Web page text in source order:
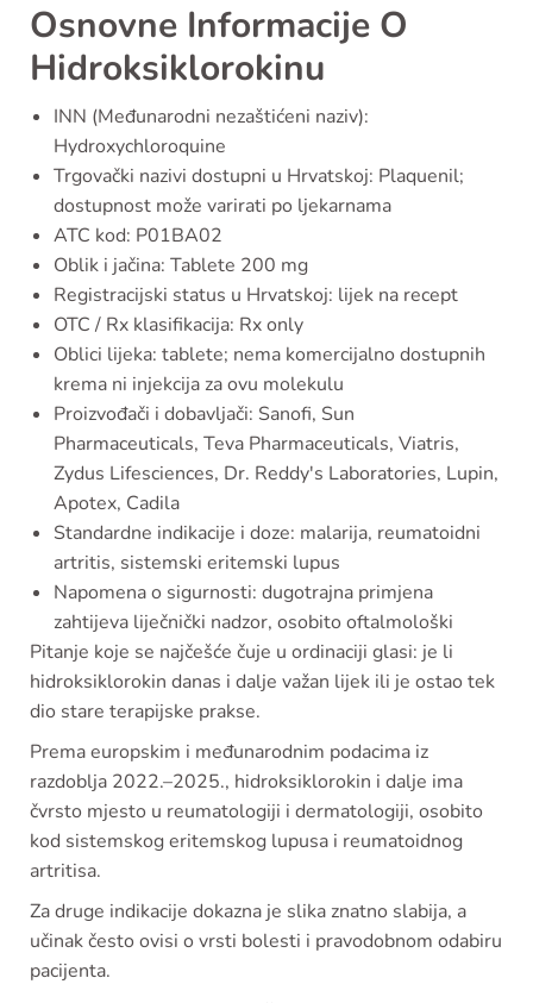
Osnovne Informacije O
Hidroksiklorokinu
INN (Međunarodni nezaštićeni naziv):
Hydroxychloroquine
Trgovački nazivi dostupni u Hrvatskoj: Plaquenil;
dostupnost može varirati po ljekarnama
ATC kod: P01BA02
Oblik i jačina: Tablete 200 mg
Registracijski status u Hrvatskoj: lijek na recept
OTC / Rx klasifikacija: Rx only
Oblici lijeka: tablete; nema komercijalno dostupnih
krema ni injekcija za ovu molekulu
Proizvođači i dobavljači: Sanofi, Sun
Pharmaceuticals, Teva Pharmaceuticals, Viatris,
Zydus Lifesciences, Dr. Reddy's Laboratories, Lupin,
Apotex, Cadila
Standardne indikacije i doze: malarija, reumatoidni
artritis, sistemski eritemski lupus
Napomena o sigurnosti: dugotrajna primjena
zahtijeva liječnički nadzor, osobito oftalmološki
Pitanje koje se najčešće čuje u ordinaciji glasi: je li
hidroksiklorokin danas i dalje važan lijek ili je ostao tek
dio stare terapijske prakse.
Prema europskim i međunarodnim podacima iz
razdoblja 2022.–2025., hidroksiklorokin i dalje ima
čvrsto mjesto u reumatologiji i dermatologiji, osobito
kod sistemskog eritemskog lupusa i reumatoidnog
artritisa.
Za druge indikacije dokazna je slika znatno slabija, a
učinak često ovisi o vrsti bolesti i pravodobnom odabiru
pacijenta.